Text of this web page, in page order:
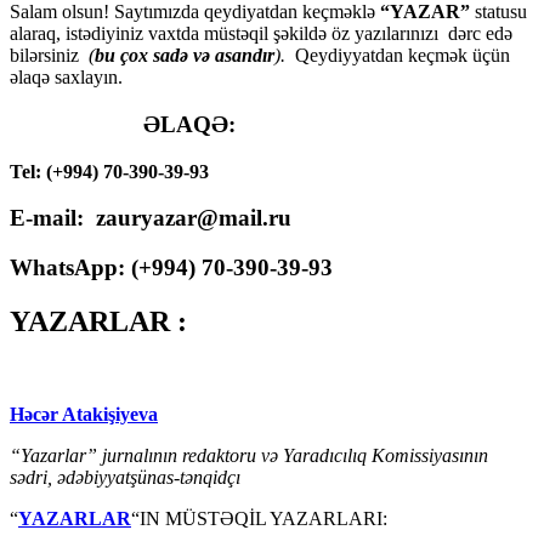
Salam olsun! Saytımızda qeydiyatdan keçməklə “YAZAR” statusu
alaraq, istədiyiniz vaxtda müstəqil şəkildə öz yazılarınızı dərc edə
bilərsiniz (bu çox sadə və asandır). Qeydiyyatdan keçmək üçün
əlaqə saxlayın.
ƏLAQƏ:
Tel: (+994) 70-390-39-93
E-mail: zauryazar@mail.ru
WhatsApp: (+994) 70-390-39-93
YAZARLAR :
Həcər Atakişiyeva
“Yazarlar” jurnalının redaktoru və Yaradıcılıq Komissiyasının
sədri, ədəbiyyatşünas-tənqidçı
“YAZARLAR“IN MÜSTƏQİL YAZARLARI: